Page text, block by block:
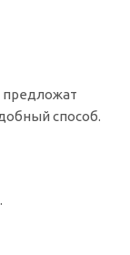
предложат
способ.